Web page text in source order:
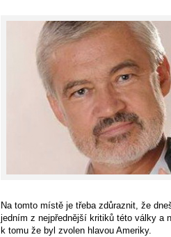
Na tomto místě je třeba zdůraznit, že
jedním z nejpřednější kritiků této války a
k tomu že byl zvolen hlavou Ameriky.